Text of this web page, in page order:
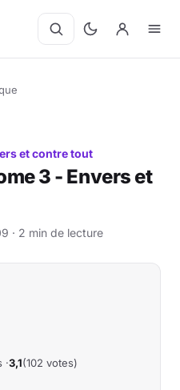
et contre tout
3 - Envers et
· 2 min de lecture
·3,1(102 votes)